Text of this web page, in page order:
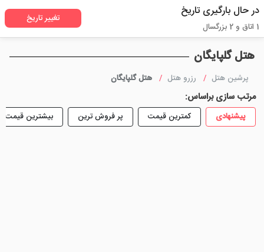
هتل گلپایگان
پرشین هتل رزرو هتل هتل گلپایگان
مرتب سازی براساس:
پیشنهادی کمترین قیمت پر فروش ترین بیشترین قیمت
در حال بارگیری تاریخ
1 اتاق و 2 بزرگسال
تغییر تاریخ